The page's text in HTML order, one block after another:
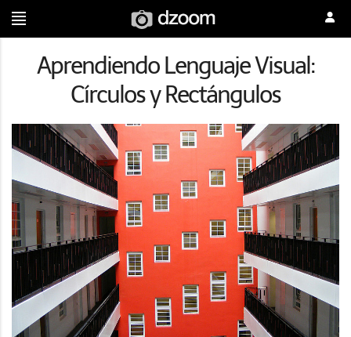
Aprendiendo Lenguaje Visual:
Círculos y Rectángulos